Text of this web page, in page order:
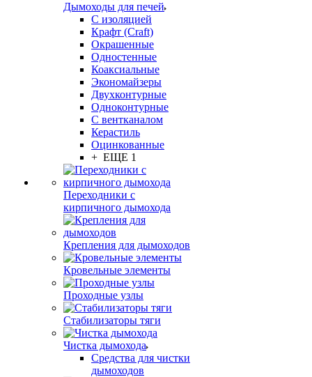
Дымоходы для печей
С изоляцией
Крафт (Craft)
Окрашенные
Одностенные
Коаксиальные
Экономайзеры
Двухконтурные
Одноконтурные
С вентканалом
Керастиль
Оцинкованные
+ ЕЩЕ 1
Переходники с
кирпичного дымохода
Крепления для дымоходов
Кровельные элементы
Проходные узлы
Стабилизаторы тяги
Чистка дымохода
Средства для чистки
дымоходов